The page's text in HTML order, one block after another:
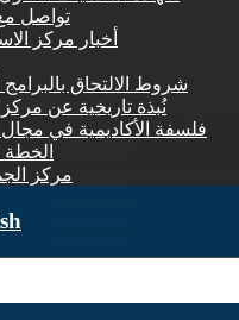
تواصل
أخبار مركز
شروط الالتحاق بالبرامج
نُبذة تاريخية عن
فلسفة الأكاديمية في مجال
الخطة
مركز